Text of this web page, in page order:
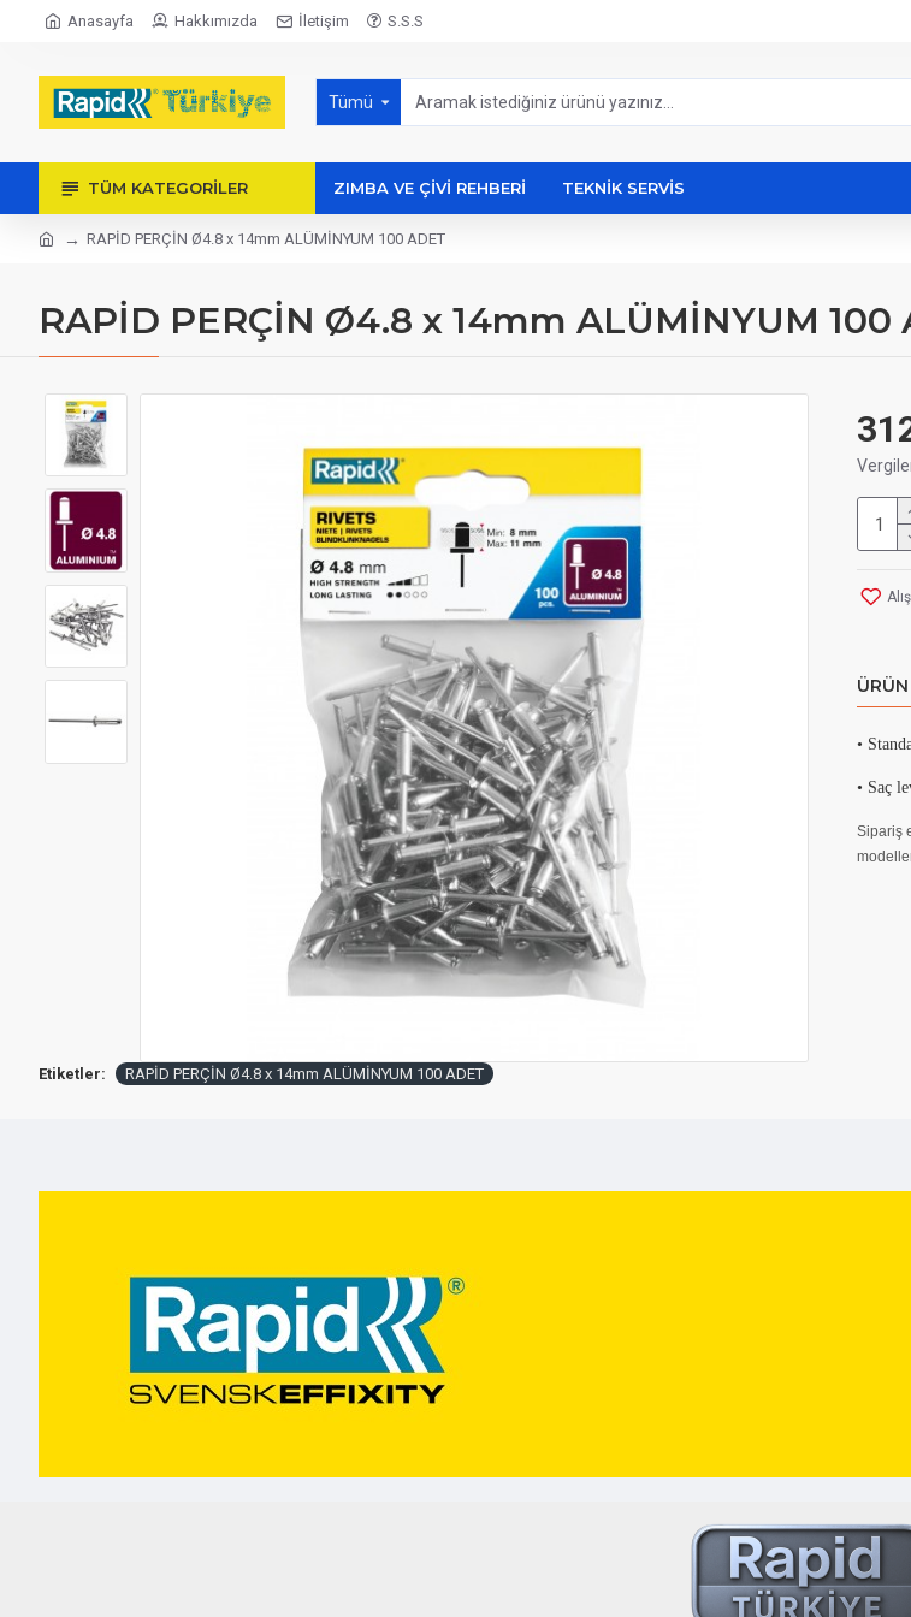
Anasayfa Hakkımızda İletişim S.S.S
Tümü
TÜM KATEGORILER ZIMBA VE ÇİVİ REHBERİ TEKNİK SERVİS
RAPİD PERÇİN Ø4.8 x 14mm ALÜMİNYUM 100 ADET
RAPİD PERÇİN Ø4.8 x 14mm ALÜMİNYUM 100
•
• Saç
Sipariş
Etiketler: RAPİD PERÇİN Ø4.8 x 14mm ALÜMİNYUM 100 ADET